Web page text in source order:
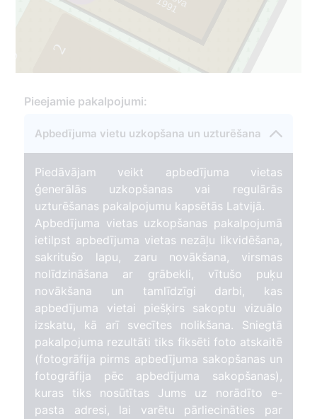
2
Pieejamie pakalpojumi:
Apbedījuma vietu uzkopšana un uzturēšana
Piedāvājam veikt apbedījuma vietas
ģenerālās uzkopšanas vai regulārās
uzturēšanas pakalpojumu kapsētās Latvijā.
Apbedījuma vietas uzkopšanas pakalpojumā
ietilpst apbedījuma vietas nezāļu likvidēšana,
sakritušo lapu, zaru novākšana, virsmas
nolīdzināšana ar grābekli, vītušo puķu
novākšana un tamlīdzīgi darbi, kas
apbedījuma vietai piešķirs sakoptu vizuālo
izskatu, kā arī svecītes nolikšana. Sniegtā
pakalpojuma rezultāti tiks fiksēti foto atskaitē
(fotogrāfija pirms apbedījuma sakopšanas un
fotogrāfija pēc apbedījuma sakopšanas),
kuras tiks nosūtītas Jums uz norādīto e-
pasta adresi, lai varētu pārliecināties par